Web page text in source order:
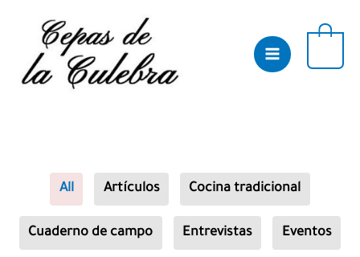
content
category
All Artículos Cocina tradicional
Cuaderno de campo Entrevistas Eventos